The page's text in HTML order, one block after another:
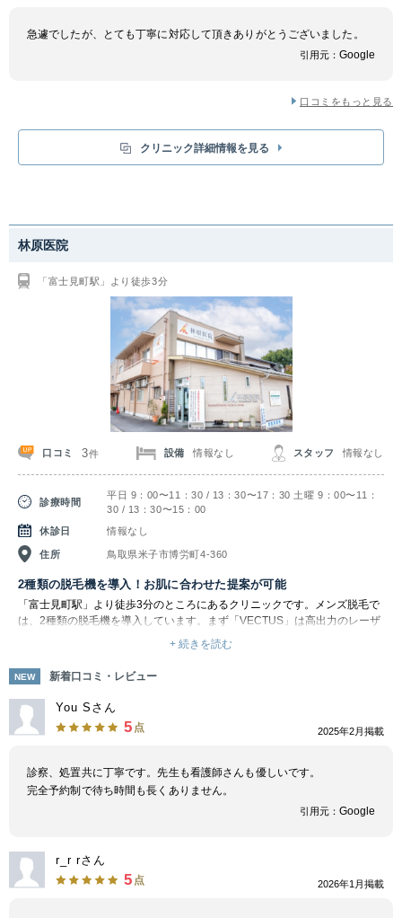
急遽でしたが、とても丁寧に対応して頂きありがとうございました。
引用元： Google
口コミをもっと見る
クリニック詳細情報を見る
林原医院
「富士見町駅」より徒歩3分
口コミ 3件 設備 情報なし スタッフ 情報なし
診療時間
平日 9：00〜11：30 / 13：30〜17：30 土曜 9：00〜11：
30 / 13：30〜15：00
休診日
情報なし
住所 鳥取県米子市博労町4-360
2種類の脱毛機を導入！お肌に合わせた提案が可能
「富士見町駅」より徒歩3分のところにあるクリニックです。メンズ脱毛で
は、2種類の脱毛機を導入しています。まず「VECTUS」は高出力のレーザ
ーを使用し、冷却装置が搭載されているため炎症や火傷のリスクが低減でき
るのが特徴です。照射時の痛みも冷却機能で和らげ、ジェルの必要がない利
便性があります。広範囲かつ均一に照射できるハンドピースで、施術時間を
大幅に短縮できます。肌質に合わせたレーザー出力調整機能やメラニンチェ
ッカーがあり、異なる肌条件に対応可能です。米国FDAの認可を受けてお
り、信頼性が高い脱毛機器となっています。
そして「ジェントルレーズ」は、アレキサンドライトレーザーを搭載してい
約1〜2週間ほどで効果を実感できるのがメリットです。またメラニン色素
が強い黒くて太い毛には効果をより発揮しやすいため、ワキやVIOなどの部
位に効果が高くなります。
お肌の状態やご希望の仕上がりに合わせて適切なタイプを提案してもらえる
+ 続きを読む
NEW 新着口コミ・レビュー
You Sさん
5 点 2025年2月掲載
診察、処置共に丁寧です。先生も看護師さんも優しいです。
完全予約制で待ち時間も長くありません。
引用元： Google
r_r rさん
5 点 2026年1月掲載
熊本県
宮崎県 鹿児島県